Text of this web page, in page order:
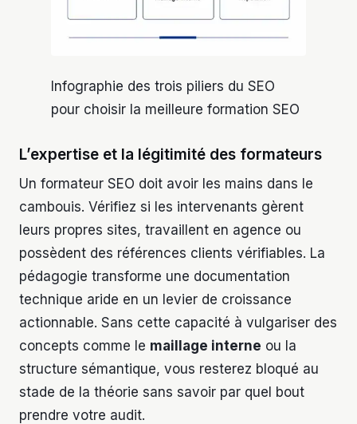
Infographie des trois piliers du SEO
pour choisir la meilleure formation SEO
L’expertise et la légitimité des formateurs
Un formateur SEO doit avoir les mains dans le
cambouis. Vérifiez si les intervenants gèrent
leurs propres sites, travaillent en agence ou
possèdent des références clients vérifiables. La
pédagogie transforme une documentation
technique aride en un levier de croissance
actionnable. Sans cette capacité à vulgariser des
concepts comme le maillage interne ou la
structure sémantique, vous resterez bloqué au
stade de la théorie sans savoir par quel bout
prendre votre audit.